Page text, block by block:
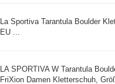
La Sportiva Tarantula Boulder
EU ...
LA SPORTIVA W Tarantula
FriXion Damen Kletterschuh,